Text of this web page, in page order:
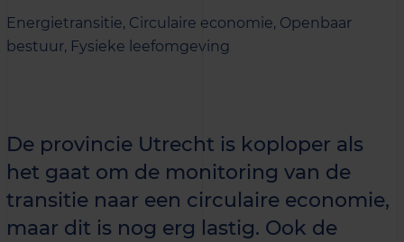
Energietransitie, Circulaire economie, Openbaar
bestuur, Fysieke leefomgeving
De provincie Utrecht is koploper als
het gaat om de monitoring van de
transitie naar een circulaire economie,
maar dit is nog erg lastig. Ook de